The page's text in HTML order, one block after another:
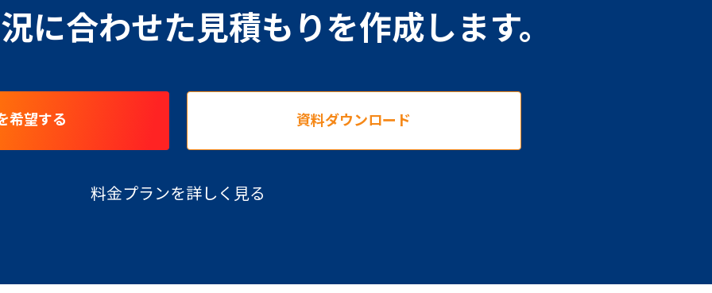
に合わせた見積もりを作成します。
希望する 資料ダウンロード
料金プランを詳しく見る